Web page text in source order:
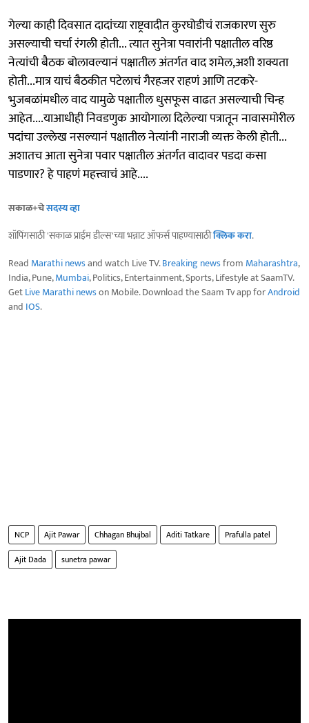
गेल्या काही दिवसात दादांच्या राष्ट्रवादीत कुरघोडीचं राजकारण सुरु
असल्याची चर्चा रंगली होती... त्यात सुनेत्रा पवारांनी पक्षातील वरिष्ठ
नेत्यांची बैठक बोलावल्यानं पक्षातील अंतर्गत वाद शमेल,अशी शक्यता
होती...मात्र याचं बैठकीत पटेलाचं गैरहजर राहणं आणि तटकरे-
भुजबळांमधील वाद यामुळे पक्षातील धुसफूस वाढत असल्याची चिन्ह
आहेत....याआधीही निवडणुक आयोगाला दिलेल्या पत्रातून नावासमोरील
पदांचा उल्लेख नसल्यानं पक्षातील नेत्यांनी नाराजी व्यक्त केली होती...
अशातच आता सुनेत्रा पवार पक्षातील अंतर्गत वादावर पडदा कसा
पाडणार? हे पाहणं महत्त्वाचं आहे....
सकाळ+चेसदस्य व्हा
शॉपिंगसाठी 'सकाळ प्राईम डील्स'च्या भन्नाट ऑफर्स पाहण्यासाठीक्लिक करा.
Read Marathi newsand watch Live TV.Breaking newsfrom Maharashtra,
India, Pune,Mumbai, Politics, Entertainment, Sports, Lifestyle at SaamTV.
GetLive Marathi newson Mobile. Download the Saam Tv app forAndroid
and IOS.
NCP Ajit Pawar Chhagan Bhujbal Aditi Tatkare
Prafulla patel
Ajit Dada
sunetra pawar